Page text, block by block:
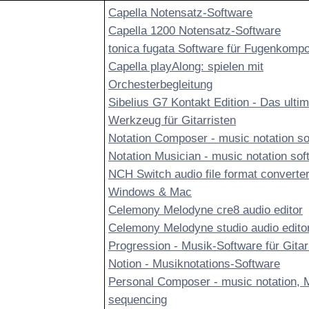
Capella Notensatz-Software
Capella 1200 Notensatz-Software
tonica fugata Software für
Capella playAlong: spielen mit
Orchesterbegleitung
Sibelius G7 Kontakt Edition - Das
Werkzeug für Gitarristen
Notation Composer - music notation
Notation Musician - music notation
NCH Switch audio file format
Windows & Mac
Celemony Melodyne cre8 audio editor
Celemony Melodyne studio audio
Progression - Musik-Software für
Notion - Musiknotations-Software
Personal Composer - music notation,
sequencing